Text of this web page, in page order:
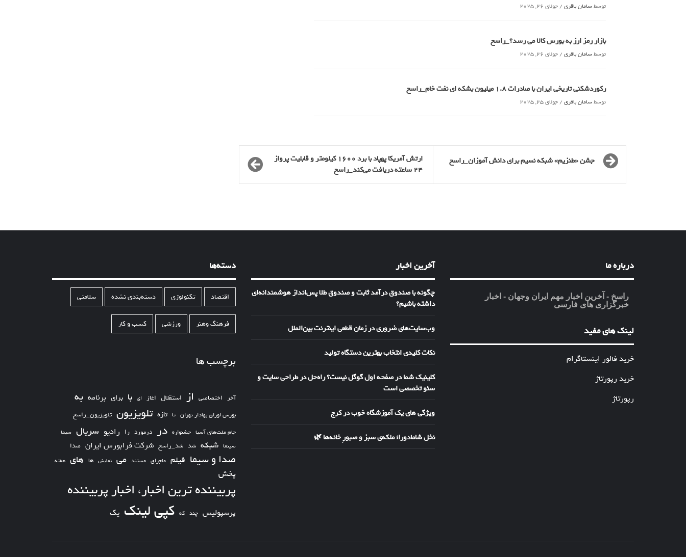
توسطسامان باقری / جولای 26, 2025
بازار رمز ارز به بورس کالا می رسد؟_راسخ
توسطسامان باقری / جولای 26, 2025
رکوردشکنی تاریخی ایران با صادرات 1.8 میلیون بشکه ای نفت خام_راسخ
توسطسامان باقری / جولای 25, 2025
جشن «طنزیم» شبکه نسیم برای دانش آموزان_راسخ
ارتش آمریکا پهپاد با برد ۱۶۰۰ کیلومتر و قابلیت پرواز
۲۴ ساعته دریافت می‌کند_راسخ
درباره ما
راسخ - آخرین اخبار مهم ایران وجهان - اخبار
خبرگزاری های فارسی
لینک های مفید
خرید فالور اینستاگرام
خرید رپورتاژ
رپورتاژ
آخرین اخبار
چگونه با صندوق درآمد ثابت و صندوق طلا پس‌انداز هوشمندانه‌ای
داشته باشیم؟
وب‌سایت‌های ضروری در زمان قطعی اینترنت بین‌الملل
نکات کلیدی انتخاب بهترین دستگاه تولید
کلینیک شما در صفحه اول گوگل نیست؟ راه‌حل در طراحی سایت و
سئو تخصصی است
ویژگی های یک آموزشگاه خوب در کرج
نخل شامادورا؛ ملکه‌ی سبز و صبورِ خانه‌ها 🌿
دسته‌ها
اقتصاد تکنولوژی دسته‌بندی نشده سلامتی
فرهنگ وهنر ورزشی کسب و کار
برچسب ها
آخر اختصاصی از استقلال اغاز ای با برای برنامه به
بورس اوراق بهادار تهران تا تازه تلویزیون تلویزیون_راسخ
جام ملت‌های آسیا جشنواره در درمورد را رادیو سریال سیما
سینما شبکه شد شد_راسخ شرکت فرابورس ایران صدا
صدا و سیما فیلم ماجرای مستند می نمایش ها های هفته
پخش
پربیننده ترین اخبار، اخبار پربیننده
پرسپولیس چند که کپی لینک یک